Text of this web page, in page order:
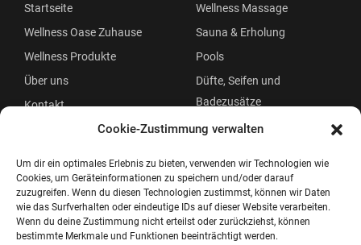
Cookie-Zustimmung verwalten
Um dir ein optimales Erlebnis zu bieten, verwenden wir Technologien wie
Cookies, um Geräteinformationen zu speichern und/oder darauf
zuzugreifen. Wenn du diesen Technologien zustimmst, können wir Daten
wie das Surfverhalten oder eindeutige IDs auf dieser Website verarbeiten.
Wenn du deine Zustimmung nicht erteilst oder zurückziehst, können
bestimmte Merkmale und Funktionen beeinträchtigt werden.
Startseite
Wellness Oase Zuhause
Wellness Produkte
Über uns
Kontakt
Wellness Massage
Sauna & Erholung
Pools
Düfte, Seifen und
Badezusätze
Beauty